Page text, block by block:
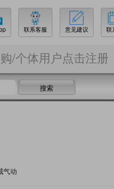
联系客服 意见建议 联
/个体用户点击注册
搜索